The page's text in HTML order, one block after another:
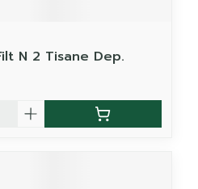
N 2 Tisane Dep.